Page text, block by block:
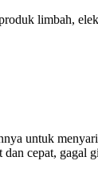
limbah,
untuk
cepat, gagal